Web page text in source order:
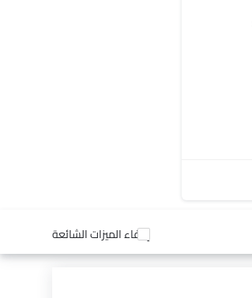
إخفاء الميزات الشائعة